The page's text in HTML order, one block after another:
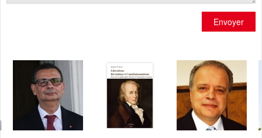
Envoyer